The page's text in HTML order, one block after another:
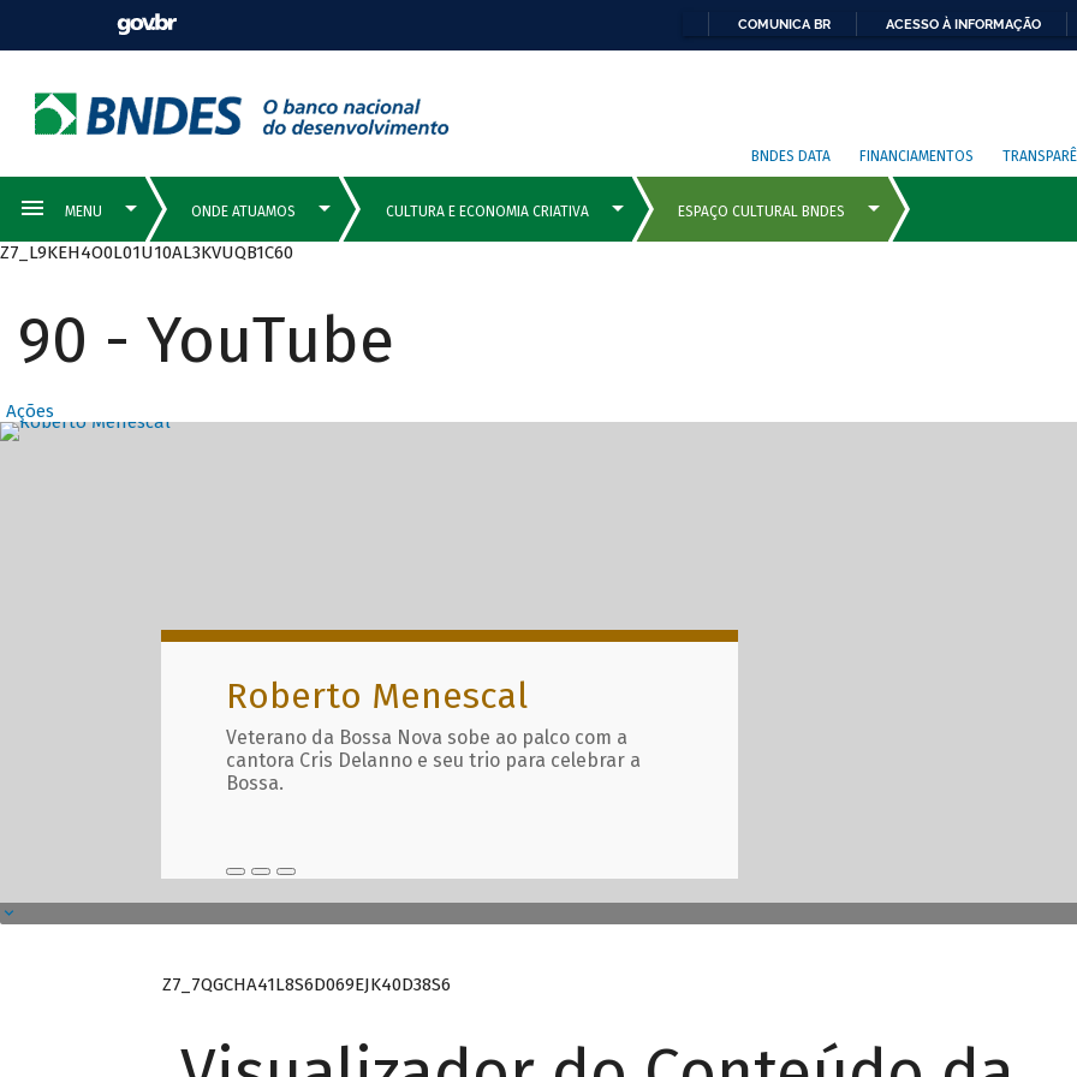
COMUNICA BR ACESSO À INFORMAÇÃO
BNDES DATA FINANCIAMENTOS
Z7_L9KEH4O0L01U10AL3KVUQB1C60
90 - YouTube
Ações
Destaques Principais com
Roberto Menescal
Veterano da Bossa Nova sobe ao palco com a
cantora Cris Delanno e seu trio para celebrar a
Bossa.
Z7_7QGCHA41L8S6D069EJK40D38S6